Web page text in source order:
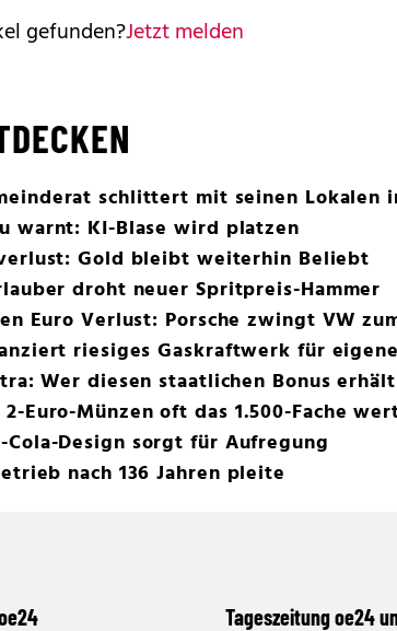
gefunden?Jetzt melden
schlittert mit seinen Lokalen
warnt: KI-Blase wird platzen
Gold bleibt weiterhin Beliebt
droht neuer Spritpreis-Hammer
Euro Verlust: Porsche zwingt VW
riesiges Gaskraftwerk für
Wer diesen staatlichen Bonus erhält
Euro-Münzen oft das 1.500-Fache
Cola-Design sorgt für Aufregung
nach 136 Jahren pleite
Tageszeitung oe24